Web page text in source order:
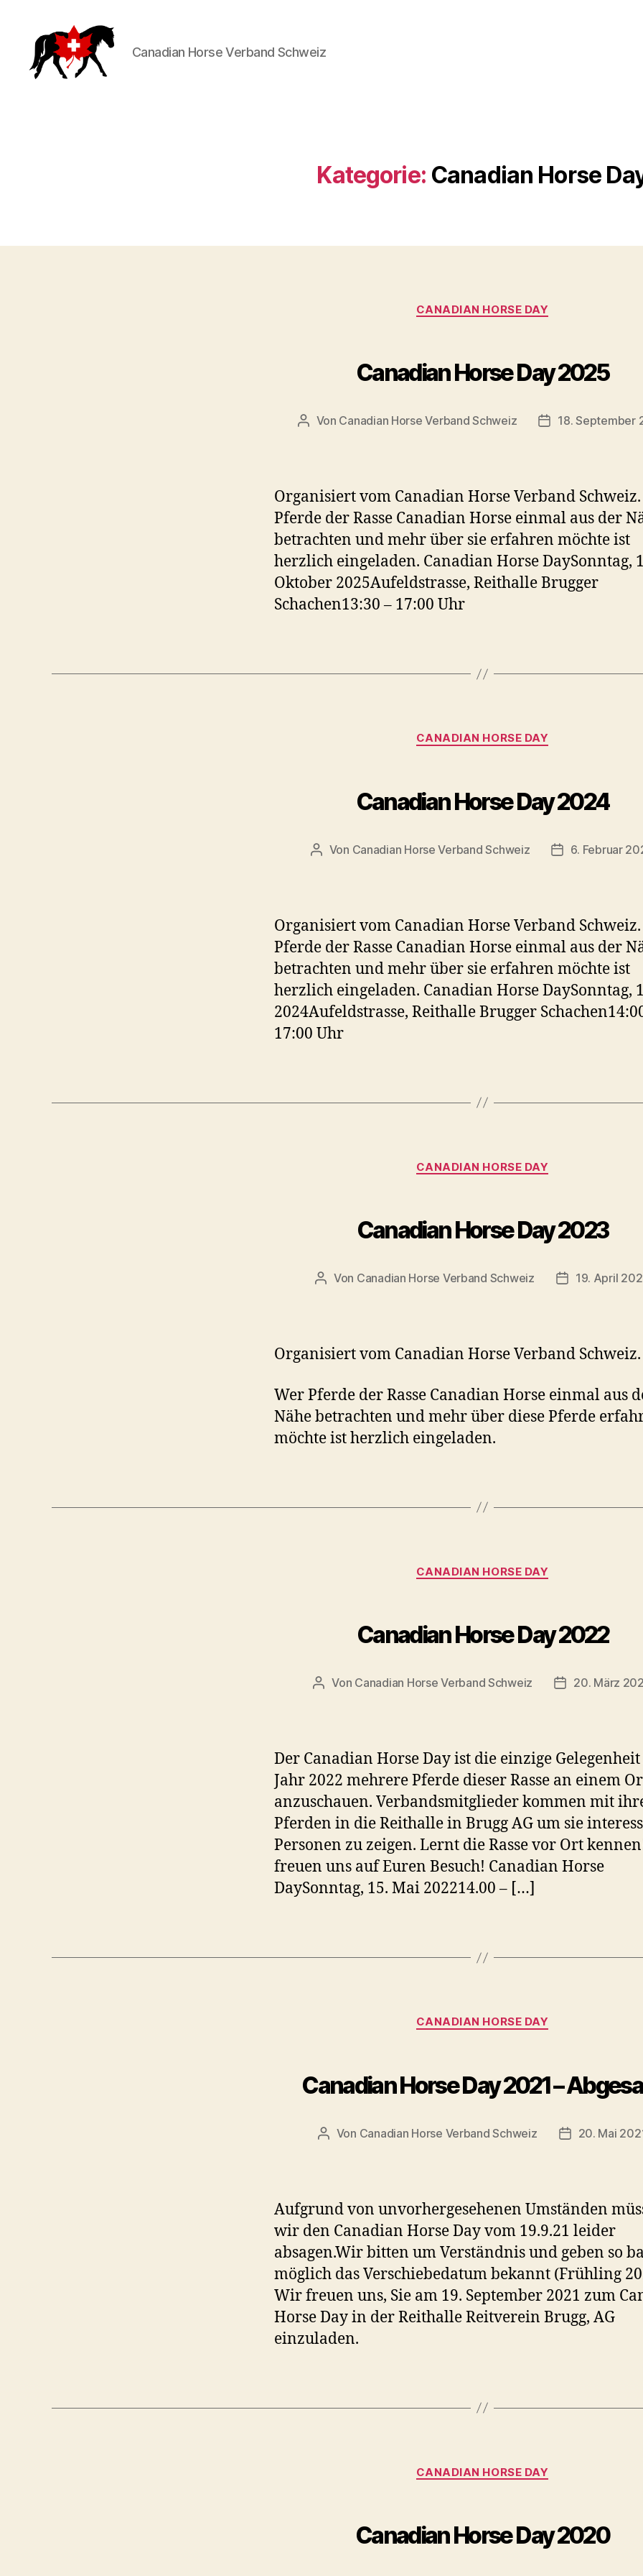
Canadian Horse Verband Schweiz
Kategorie: Canadian Horse
Kategorien
CANADIAN HORSE DAY
Canadian Horse Day 2025
Beitragsautor
Von Canadian Horse Verband Schweiz 18. September
Organisiert vom Canadian Horse Verband
Pferde der Rasse Canadian Horse einmal aus der
betrachten und mehr über sie erfahren möchte ist
herzlich eingeladen. Canadian Horse DaySonntag,
Oktober 2025Aufeldstrasse, Reithalle Brugger
Schachen13:30 – 17:00 Uhr
Kategorien
CANADIAN HORSE DAY
Canadian Horse Day 2024
Beitragsautor
Von Canadian Horse Verband Schweiz 6. Februar
Organisiert vom Canadian Horse Verband
Pferde der Rasse Canadian Horse einmal aus der
betrachten und mehr über sie erfahren möchte ist
herzlich eingeladen. Canadian Horse DaySonntag,
2024Aufeldstrasse, Reithalle Brugger
17:00 Uhr
Kategorien
CANADIAN HORSE DAY
Canadian Horse Day 2023
Beitragsautor
Von Canadian Horse Verband Schweiz 19. April
Organisiert vom Canadian Horse Verband Schweiz.
Wer Pferde der Rasse Canadian Horse einmal aus
Nähe betrachten und mehr über diese Pferde
möchte ist herzlich eingeladen.
Kategorien
CANADIAN HORSE DAY
Canadian Horse Day 2022
Beitragsautor
Von Canadian Horse Verband Schweiz 20. März
Der Canadian Horse Day ist die einzige
Jahr 2022 mehrere Pferde dieser Rasse an einem
anzuschauen. Verbandsmitglieder kommen mit
Pferden in die Reithalle in Brugg AG um sie
Personen zu zeigen. Lernt die Rasse vor Ort
freuen uns auf Euren Besuch! Canadian Horse
DaySonntag, 15. Mai 202214.00 – […]
Kategorien
CANADIAN HORSE DAY
Canadian Horse Day 2021 –
Beitragsautor
Von Canadian Horse Verband Schweiz 20. Mai
Aufgrund von unvorhergesehenen Umständen
wir den Canadian Horse Day vom 19.9.21 leider
absagen.Wir bitten um Verständnis und geben so
möglich das Verschiebedatum bekannt (Frühling
Wir freuen uns, Sie am 19. September 2021 zum
Horse Day in der Reithalle Reitverein Brugg, AG
einzuladen.
Kategorien
CANADIAN HORSE DAY
Canadian Horse Day 2020